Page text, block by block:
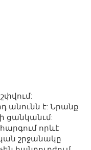
անունն է: Նրանք
ցանկանւմ:
որևէ
շրջանակը